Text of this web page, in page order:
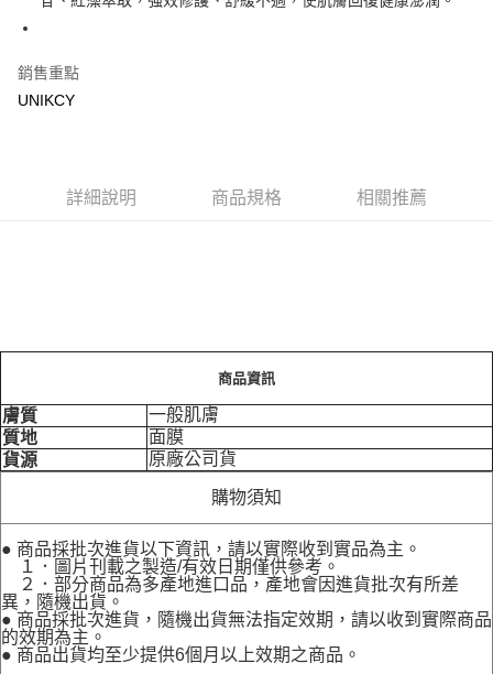
悠遊付
運送方式
付款後7-11取貨［需3-5個工作天不含預購商品］
銷售重點
UNIKCY
詳細說明 商品規格 相關推薦
商品資訊
膚質
一般肌膚
質地
面膜
貨源
原廠公司貨
購物須知
● 商品採批次進貨以下資訊，請以實際收到實品為主。
１．圖片刊載之製造/有效日期僅供參考。
２．部分商品為多產地進口品，產地會因進貨批次有所差
異，隨機出貨。
● 商品採批次進貨，隨機出貨無法指定效期，請以收到實際商品
的效期為主。
● 商品出貨均至少提供6個月以上效期之商品。